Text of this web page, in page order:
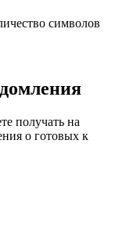
символов
получать на
о готовых к